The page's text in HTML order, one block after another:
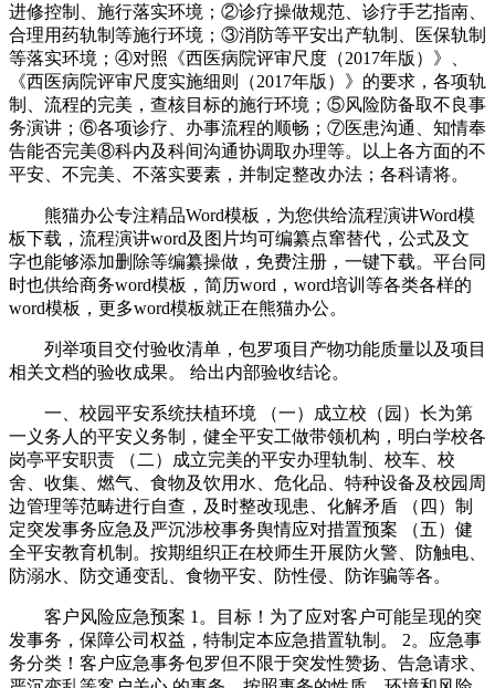
进修控制、施行落实环境；②诊疗操做规范、诊疗手艺指南、
合理用药轨制等施行环境；③消防等平安出产轨制、医保轨制
等落实环境；④对照《西医病院评审尺度（2017年版）》、
《西医病院评审尺度实施细则（2017年版）》的要求，各项轨
制、流程的完美，查核目标的施行环境；⑤风险防备取不良事
务演讲；⑥各项诊疗、办事流程的顺畅；⑦医患沟通、知情奉
告能否完美⑧科内及科间沟通协调取办理等。以上各方面的不
平安、不完美、不落实要素，并制定整改办法；各科请将。
熊猫办公专注精品Word模板，为您供给流程演讲Word模
板下载，流程演讲word及图片均可编纂点窜替代，公式及文
字也能够添加删除等编纂操做，免费注册，一键下载。平台同
时也供给商务word模板，简历word，word培训等各类各样的
word模板，更多word模板就正在熊猫办公。
列举项目交付验收清单，包罗项目产物功能质量以及项目
相关文档的验收成果。 给出内部验收结论。
一、校园平安系统扶植环境 （一）成立校（园）长为第
一义务人的平安义务制，健全平安工做带领机构，明白学校各
岗亭平安职责 （二）成立完美的平安办理轨制、校车、校
舍、收集、燃气、食物及饮用水、危化品、特种设备及校园周
边管理等范畴进行自查，及时整改现患、化解矛盾 （四）制
定突发事务应急及严沉涉校事务舆情应对措置预案 （五）健
全平安教育机制。按期组织正在校师生开展防火警、防触电、
防溺水、防交通变乱、食物平安、防性侵、防诈骗等各。
客户风险应急预案 1。目标！为了应对客户可能呈现的突
发事务，保障公司权益，特制定本应急措置轨制。 2。应急事
务分类！客户应急事务包罗但不限于突发性赞扬、告急请求、